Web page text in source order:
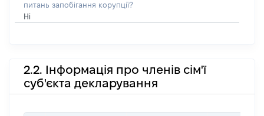
питань запобігання корупції?
Ні
2.2. Інформація про членів сім'ї
суб'єкта декларування